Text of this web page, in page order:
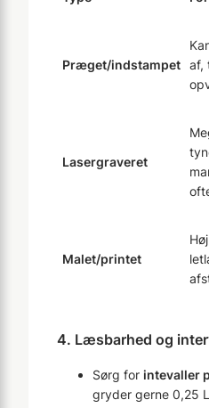
Præget/indstampet af,
Laser­graveret
Malet/printet
4. Læsbarhed og
Sørg for intevaller
gryder gerne 0,25